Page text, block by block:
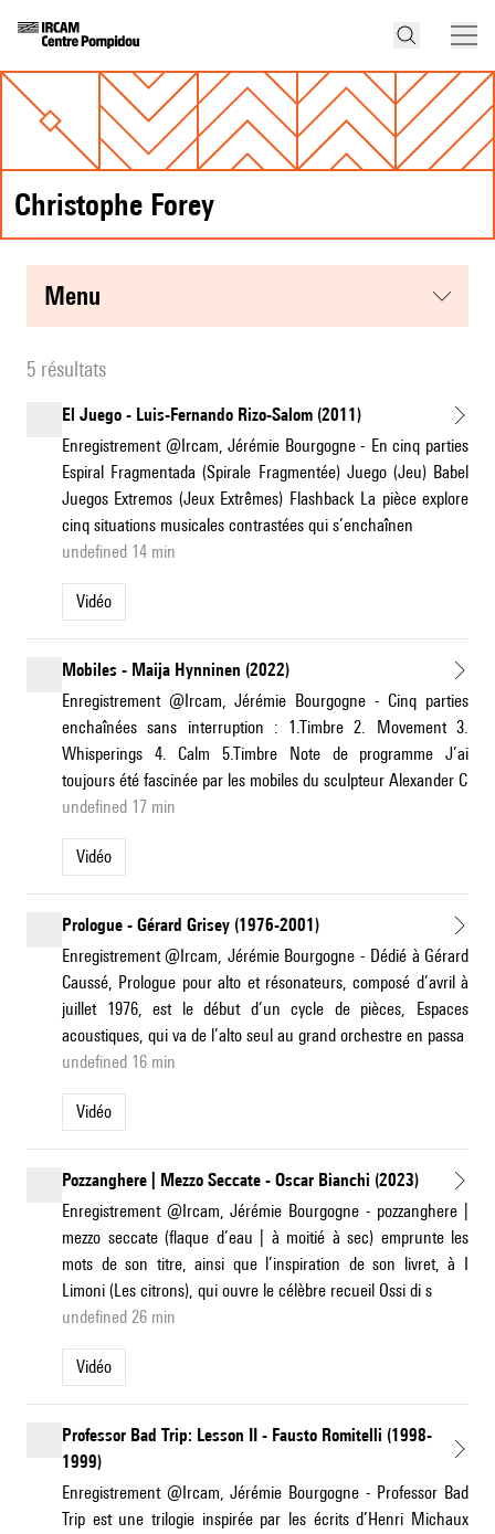
Christophe Forey
menu
5 résultats
El Juego - Luis-Fernando Rizo-Salom (2011)
Enregistrement @Ircam, Jérémie Bourgogne - En cinq parties
Espiral Fragmentada (Spirale Fragmentée) Juego (Jeu) Babel
Juegos Extremos (Jeux Extrêmes) Flashback La pièce explore
cinq situations musicales contrastées qui s’enchaînen
undefined 14 min
Vidéo
Mobiles - Maija Hynninen (2022)
Enregistrement @Ircam, Jérémie Bourgogne - Cinq parties
enchaînées sans interruption : 1.Timbre 2. Movement 3.
Whisperings 4. Calm 5.Timbre Note de programme J’ai
toujours été fascinée par les mobiles du sculpteur Alexander C
undefined 17 min
Vidéo
Prologue - Gérard Grisey (1976-2001)
Enregistrement @Ircam, Jérémie Bourgogne - Dédié à Gérard
Caussé, Prologue pour alto et résonateurs, composé d’avril à
juillet 1976, est le début d’un cycle de pièces, Espaces
acoustiques, qui va de l’alto seul au grand orchestre en passa
undefined 16 min
Vidéo
Pozzanghere | Mezzo Seccate - Oscar Bianchi (2023)
Enregistrement @Ircam, Jérémie Bourgogne - pozzanghere |
mezzo seccate (flaque d’eau | à moitié à sec) emprunte les
mots de son titre, ainsi que l’inspiration de son livret, à I
Limoni (Les citrons), qui ouvre le célèbre recueil Ossi di s
undefined 26 min
Vidéo
Professor Bad Trip: Lesson II - Fausto Romitelli (1998-
1999)
Enregistrement @Ircam, Jérémie Bourgogne - Professor Bad
Trip est une trilogie inspirée par les écrits d’Henri Michaux